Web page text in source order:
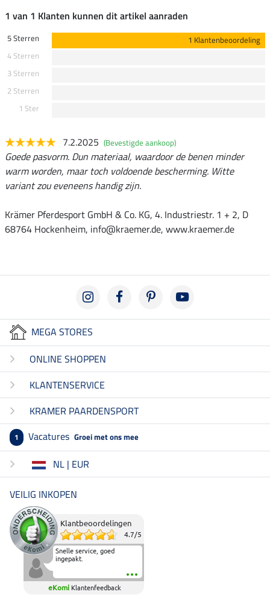
1 van 1 Klanten kunnen dit artikel aanraden
5 Sterren
1 Klantenbeoordeling
4 Sterren
3 Sterren
2 Sterren
1 Ster
7.2.2025 (Bevestigde aankoop)
Goede pasvorm. Dun materiaal, waardoor de benen minder
warm worden, maar toch voldoende bescherming. Witte
variant zou eveneens handig zijn.
Krämer Pferdesport GmbH & Co. KG, 4. Industriestr. 1 + 2, D
68764 Hockenheim, info@kraemer.de, www.kraemer.de
MEGA STORES
ONLINE SHOPPEN
KLANTENSERVICE
KRAMER PAARDENSPORT
1 Vacatures Groei met ons mee
NL | EUR
VEILIG INKOPEN
Klantbeoordelingen
4.7/5
Snelle service, goed
ingepakt.
eKomi Klantenfeedback